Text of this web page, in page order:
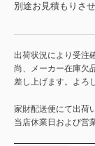
別途お見積もりさ
出荷状況により受注
尚、メーカー在庫欠
差し上げます。よろ
家財配送便にて出荷
当店休業日および営